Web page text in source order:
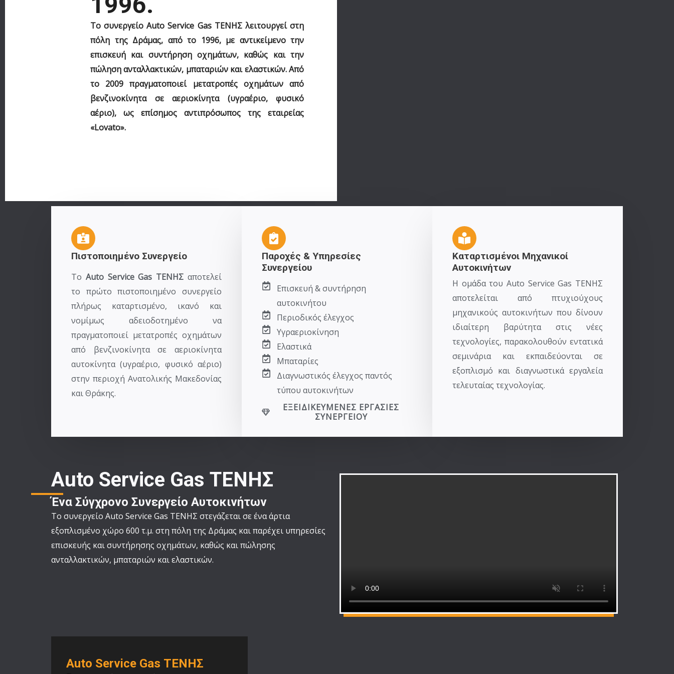
Το συνεργείοAuto Service Gas ΤΕΝΗΣλειτουργεί στη
πόλη της Δράμας, από το 1996, με αντικείμενο την
επισκευή και συντήρηση οχημάτων, καθώς και την
πώληση ανταλλακτικών, μπαταριών και ελαστικών. Από
το 2009 πραγματοποιεί μετατροπές οχημάτων από
βενζινοκίνητα σε αεριοκίνητα (υγραέριο, φυσικό
αέριο), ως επίσημος αντιπρόσωπος της εταιρείας
«Lovato».
Πιστοποιημένο Συνεργείο
Το Auto Service Gas ΤΕΝΗΣ αποτελεί
το πρώτο πιστοποιημένο συνεργείο
πλήρως καταρτισμένο, ικανό και
νομίμως αδειοδοτημένο να
πραγματοποιεί μετατροπές οχημάτων
από βενζινοκίνητα σε αεριοκίνητα
αυτοκίνητα (υγραέριο, φυσικό αέριο)
στην περιοχή Ανατολικής Μακεδονίας
και Θράκης.
Παροχές & Υπηρεσίες
Συνεργείου
Επισκευή & συντήρηση
αυτοκινήτου
Περιοδικός έλεγχος
Υγραεριοκίνηση
Ελαστικά
Μπαταρίες
Διαγνωστικός έλεγχος παντός
τύπου αυτοκινήτων
ΕΞΕΙΔΙΚΕΥΜΕΝΕΣ ΕΡΓΑΣΙΕΣ
ΣΥΝΕΡΓΕΙΟΥ
Καταρτισμένοι Μηχανικοί
Αυτοκινήτων
Η ομάδα του Auto Service Gas ΤΕΝΗΣ
αποτελείται από πτυχιούχους
μηχανικούς αυτοκινήτων που δίνουν
ιδιαίτερη βαρύτητα στις νέες
τεχνολογίες, παρακολουθούν εντατικά
σεμινάρια και εκπαιδεύονται σε
εξοπλισμό και διαγνωστικά εργαλεία
τελευταίας τεχνολογίας.
Auto Service Gas ΤΕΝΗΣ
Ένα Σύγχρονο Συνεργείο Αυτοκινήτων
Το συνεργείο Auto Service Gas ΤΕΝΗΣ στεγάζεται σε ένα άρτια
εξοπλισμένο χώρο 600 τ.μ. στη πόλη της Δράμας και παρέχει υπηρεσίες
επισκευής και συντήρησης οχημάτων, καθώς και πώλησης
ανταλλακτικών, μπαταριών και ελαστικών.
Auto Service Gas ΤΕΝΗΣ